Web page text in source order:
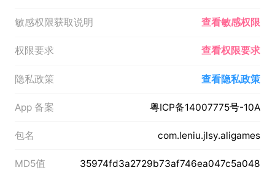
敏感权限获取说明 查看敏感权限
权限要求 查看权限要求
隐私政策 查看隐私政策
App 备案 粤ICP备14007775号-10A
包名 com.leniu.jlsy.aligames
MD5值 35974fd3a2729b73af746ea047c5a048